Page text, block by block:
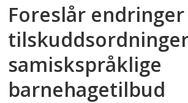
Foreslår endringer
samiskspråklige
barnehagetilbud